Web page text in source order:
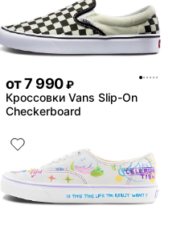
от7 990 ₽
Кроссовки Vans Slip-On
Checkerboard